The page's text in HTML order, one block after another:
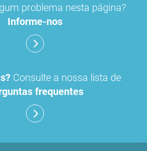
problema nesta página?
Informe-nos
Consulte a nossa lista de
frequentes